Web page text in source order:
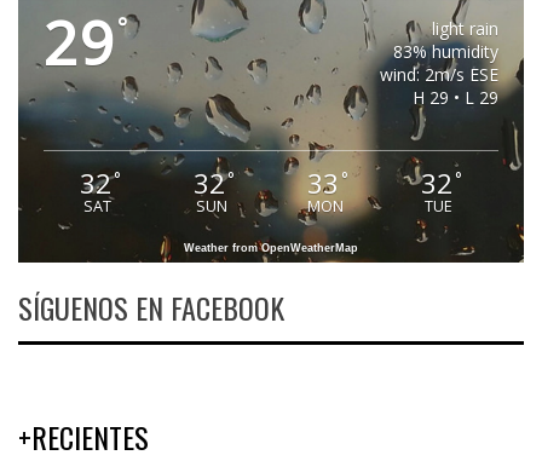
29°
light rain
83% humidity
wind: 2m/s ESE
H 29 • L 29
32°
SAT
32°
SUN
33 °
MON
32°
TUE
Weather from OpenWeatherMap
SÍGUENOS EN FACEBOOK
+RECIENTES